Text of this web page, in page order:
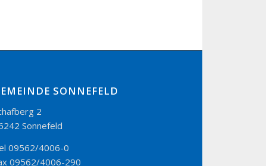
SONNEFELD
2
Sonnefeld
09562/4006-0
09562/4006-290